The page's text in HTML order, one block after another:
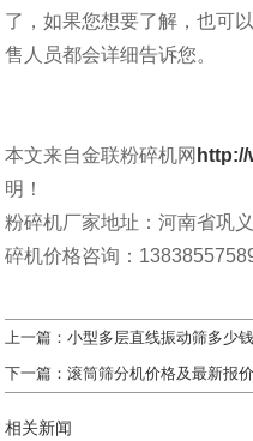
了，如果您想要了解，也可
售人员都会详细告诉您。
本文来自金联粉碎机网
明！
粉碎机厂家地址：河南省巩
碎机价格咨询：
上一篇：小型多层直线振动筛多少
下一篇：滚筒筛分机价格及最新报价
相关新闻